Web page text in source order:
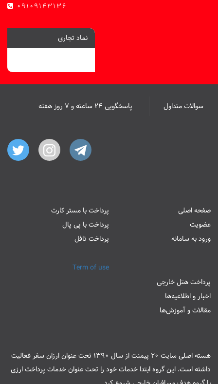
09109143136
نماد تجاری
سوالات متداول پاسخگویی ۲۴ ساعته و ۷ روز هفته
صفحه اصلی
عضویت
ورود به سامانه
پرداخت با مستر کارت
پرداخت با پی پال
پرداخت تافل
پرداخت هتل خارجی
اخبار و اطلاعیه‌ها
مقالات و آموزش‌ها
هسته اصلی سایت 20 پیمنت از سال 1390 تحت عنوان ارزان سفر فعالیت
داشته است. این گروه ابتدا خدمات خود را تحت عنوان خدمات پرداخت ارزی
Term of use